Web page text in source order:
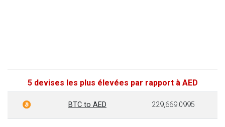
5 devises les plus élevées par rapport à AED
BTC to AED 229,669.0995